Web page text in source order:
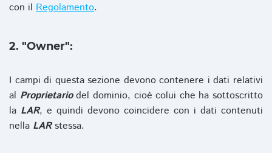
con il Regolamento.
2. "Owner":
I campi di questa sezione devono contenere i dati relativi
al Proprietariodel dominio, cioè colui che ha sottoscritto
la LAR, e quindi devono coincidere con i dati contenuti
nella LARstessa.